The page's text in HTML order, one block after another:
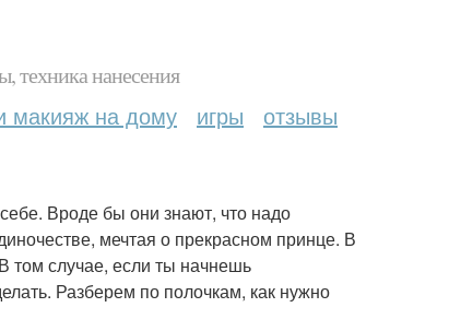
техника нанесения
макияж на дому игры отзывы
Вроде бы они знают, что надо
мечтая о прекрасном принце. В
том случае, если ты начнешь
Разберем по полочкам, как нужно